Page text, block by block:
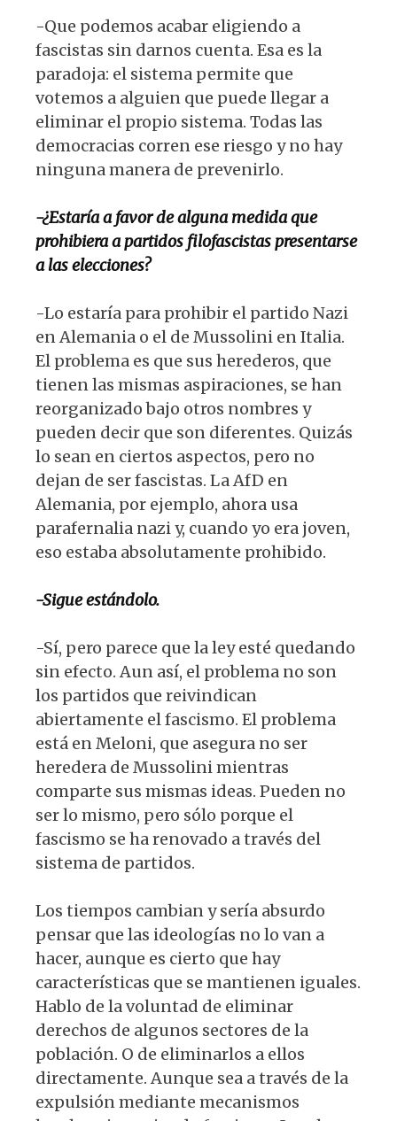
-Que podemos acabar eligiendo a
fascistas sin darnos cuenta. Esa es la
paradoja: el sistema permite que
votemos a alguien que puede llegar a
eliminar el propio sistema. Todas las
democracias corren ese riesgo y no hay
ninguna manera de prevenirlo.
-¿Estaría a favor de alguna medida que
prohibiera a partidos filofascistas presentarse
a las elecciones?
-Lo estaría para prohibir el partido Nazi
en Alemania o el de Mussolini en Italia.
El problema es que sus herederos, que
tienen las mismas aspiraciones, se han
reorganizado bajo otros nombres y
pueden decir que son diferentes. Quizás
lo sean en ciertos aspectos, pero no
dejan de ser fascistas. La AfD en
Alemania, por ejemplo, ahora usa
parafernalia nazi y, cuando yo era joven,
eso estaba absolutamente prohibido.
-Sigue estándolo.
-Sí, pero parece que la ley esté quedando
sin efecto. Aun así, el problema no son
los partidos que reivindican
abiertamente el fascismo. El problema
está en Meloni, que asegura no ser
heredera de Mussolini mientras
comparte sus mismas ideas. Pueden no
ser lo mismo, pero sólo porque el
fascismo se ha renovado a través del
sistema de partidos.
Los tiempos cambian y sería absurdo
pensar que las ideologías no lo van a
hacer, aunque es cierto que hay
características que se mantienen iguales.
Hablo de la voluntad de eliminar
derechos de algunos sectores de la
población. O de eliminarlos a ellos
directamente. Aunque sea a través de la
expulsión mediante mecanismos